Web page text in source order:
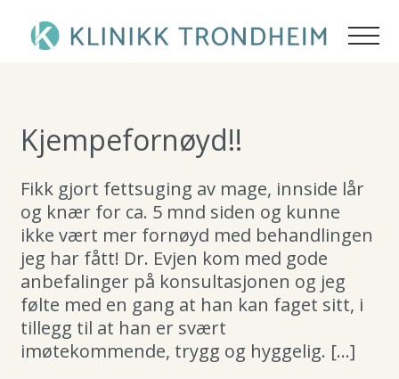
Generelle råd
Armplastikk Brystreduksjon
Gynekomasti Øreplastikk
Arrkorreksjon Bukplastikk
Lårplastikk Øyelokk
Brystforstørring Fettransplantasjon
Lipødem
Kosmetisk/ Hud
ØNH
Priser
Om oss
Kontakt
Nanofett stamceller
Armplastikk
Brystreduksjon
Gynekomasti
Øreplastikk
Bukplastikk
Sculptra
DermaPen 4
Kjemisk peeling
Restylane
Fraksjonert CO2 laser
Rosacea
Kjempefornøyd!!
Fikk gjort fettsuging av mage, innside lår
og knær for ca. 5 mnd siden og kunne
ikke vært mer fornøyd med behandlingen
jeg har fått! Dr. Evjen kom med gode
anbefalinger på konsultasjonen og jeg
følte med en gang at han kan faget sitt, i
tillegg til at han er svært
imøtekommende, trygg og hyggelig. […]